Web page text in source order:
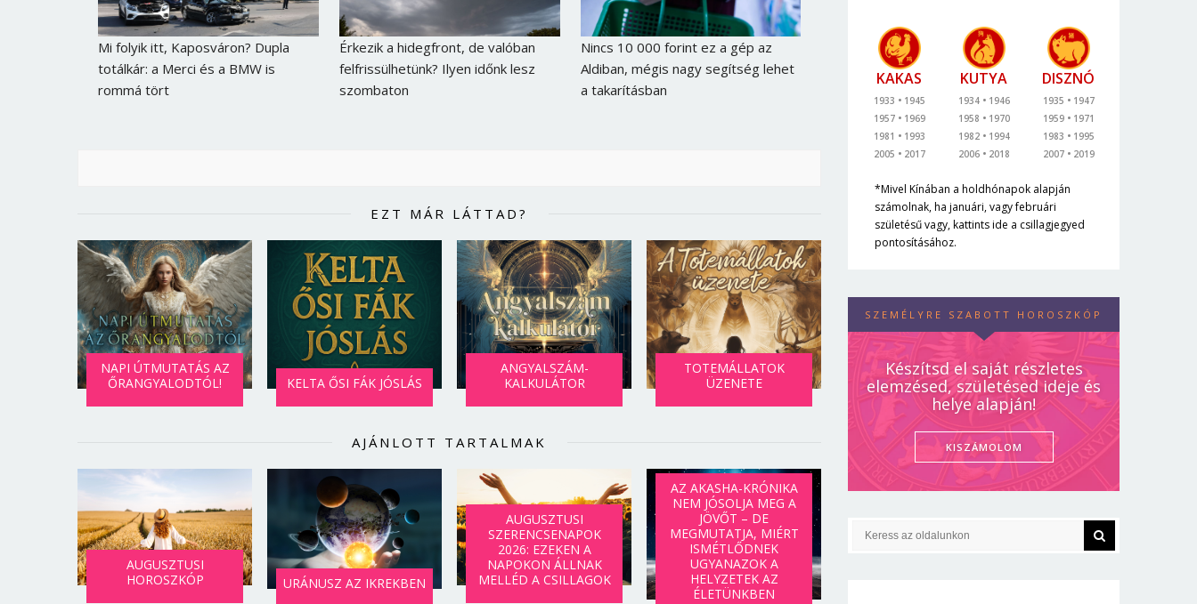
Mi folyik itt, Kaposváron? Dupla
totálkár: a Merci és a BMW is
rommá tört
Érkezik a hidegfront, de valóban
felfrissülhetünk? Ilyen időnk lesz
szombaton
Nincs 10 000 forint ez a gép az
Aldiban, mégis nagy segítség lehet
a takarításban
EZT MÁR LÁTTAD?
NAPI ÚTMUTATÁS AZ
ŐRANGYALODTÓL!
KELTA ŐSI FÁK JÓSLÁS
ANGYALSZÁM-
KALKULÁTOR
TOTEMÁLLATOK
ÜZENETE
AJÁNLOTT TARTALMAK
AUGUSZTUSI
HOROSZKÓP
URÁNUSZ AZ IKREKBEN
AUGUSZTUSI
SZERENCSENAPOK
2026: EZEKEN A
NAPOKON ÁLLNAK
MELLÉD A CSILLAGOK
AZ AKASHA-KRÓNIKA
NEM JÓSOLJA MEG A
JÖVŐT – DE
MEGMUTATJA, MIÉRT
ISMÉTLŐDNEK
UGYANAZOK A
HELYZETEK AZ
ÉLETÜNKBEN
KAKAS
1933
1945
1957
1969
1981
1993
2005
2017
KUTYA
1934
1946
1958
1970
1982
1994
2006
2018
DISZNÓ
1935
1947
1959
1971
1983
1995
2007
2019
*Mivel Kínában a holdhónapok alapján
számolnak, ha januári, vagy februári
születésű vagy, kattints ide a csillagjegyed
pontosításához.
SZEMÉLYRE SZABOTT HOROSZKÓP
Készítsd el saját részletes
elemzésed, születésed ideje és
helye alapján!
KISZÁMOLOM
E-mail cím vagy felhasználónév